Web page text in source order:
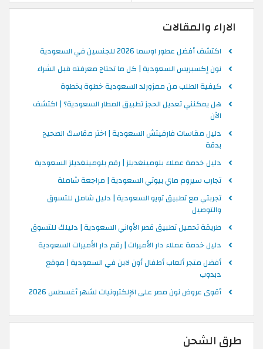
الاراء والمقالات
اكتشف أفضل عطور اوسما 2026 للجنسين في السعودية
نون إكسبريس السعودية | كل ما تحتاج معرفته قبل الشراء
كيفية الطلب من ممزورلد السعودية خطوة بخطوة
هل يمكنني تعديل الحجز تطبيق المطار السعودية؟ | اكتشف
الآن
دليل مقاسات فارفيتش السعودية | اختر مقاسك الصحيح
بدقة
دليل خدمة عملاء بلومينغديلز | رقم بلومينغديلز السعودية
تجارب سيروم ماي بيوتي السعودية | مراجعة شاملة
تجربتي مع تطبيق تويو السعودية | دليل شامل للتسوق
والتوصيل
طريقة تحميل تطبيق قصر الأواني السعودية | دليلك للتسوق
دليل خدمة عملاء دار الأميرات | رقم دار الأميرات السعودية
أفضل متجر ألعاب أطفال أون لاين في السعودية | موقع
دبدوب
أقوى عروض نون مصر على الإلكترونيات لشهر أغسطس 2026
طرق الشحن